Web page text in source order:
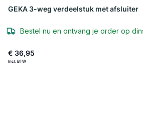
GEKA 3-weg verdeelstuk met afsluiter
Bestel nu en ontvang je order op
€ 36,95